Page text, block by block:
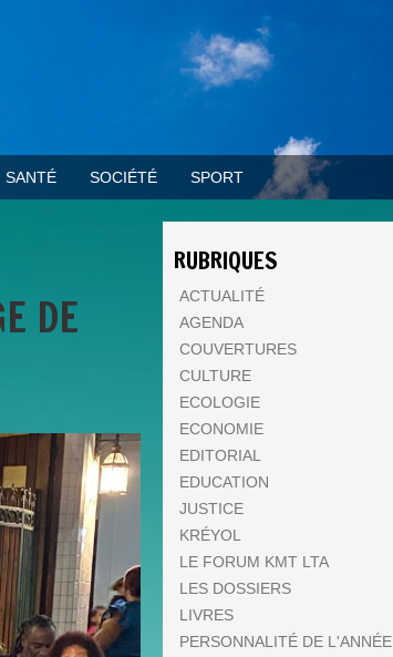
SANTÉ SOCIÉTÉ SPORT
DE
RUBRIQUES
ACTUALITÉ
AGENDA
COUVERTURES
CULTURE
ECOLOGIE
ECONOMIE
EDITORIAL
EDUCATION
JUSTICE
KRÉYOL
LE FORUM KMT LTA
LES DOSSIERS
LIVRES
PERSONNALITÉ DE L'ANNÉE